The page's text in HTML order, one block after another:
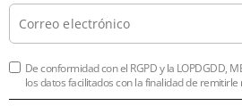
De conformidad con el RGPD y la LOPDGDD,
los datos facilitados con la finalidad de